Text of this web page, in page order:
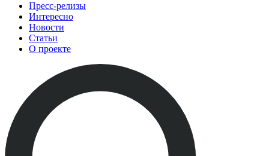
Пресс-релизы
Интересно
Новости
Статьи
О проекте